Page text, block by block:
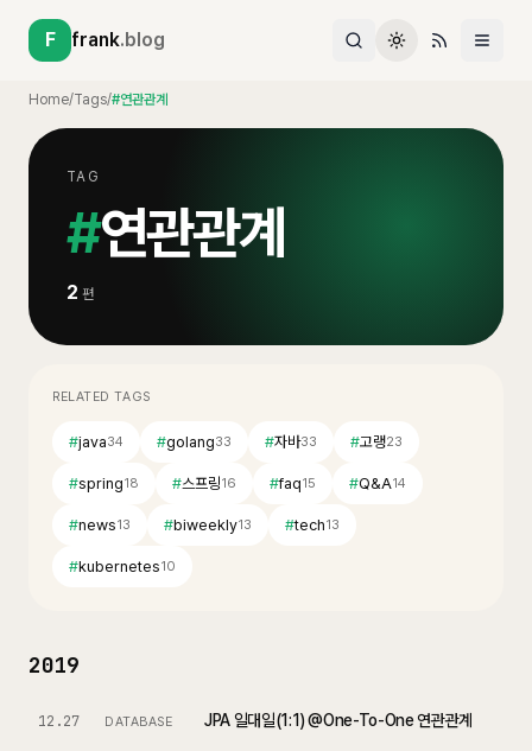
F frank.blog
Home/Tags/#연관관계
TAG
#연관관계
2 편
RELATED TAGS
#java34 #golang33 #자바33 #고랭23
#spring18 #스프링16 #faq15 #Q&A14
#news13 #biweekly13 #tech13
#kubernetes10
2019
12.27 DATABASE JPA 일대일(1:1) @One-To-One 연관관계